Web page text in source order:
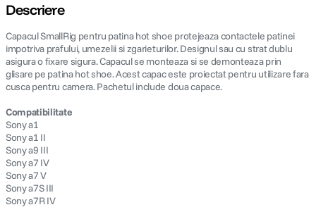
Descriere
Capacul SmallRig pentru patina hot shoe protejeaza contactele patinei
impotriva prafului, umezelii si zgarieturilor. Designul sau cu strat dublu
asigura o fixare sigura. Capacul se monteaza si se demonteaza prin
glisare pe patina hot shoe. Acest capac este proiectat pentru utilizare fara
cusca pentru camera. Pachetul include doua capace.
Compatibilitate
Sony a1
Sony a1 II
Sony a9 III
Sony a7 IV
Sony a7 V
Sony a7S III
Sony a7R IV